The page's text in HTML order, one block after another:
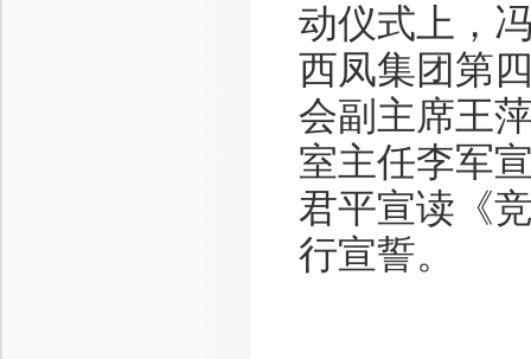
动仪式上，
西凤集团第
会副主席王
室主任李军
君平宣读《
行宣誓。